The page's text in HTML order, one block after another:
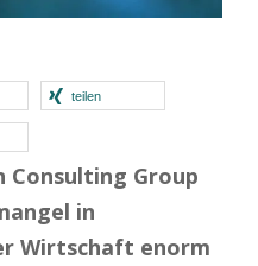
teilen
Consulting Group
in
Wirtschaft enorm